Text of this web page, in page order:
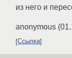
из него и
anonymous (
Ссылка